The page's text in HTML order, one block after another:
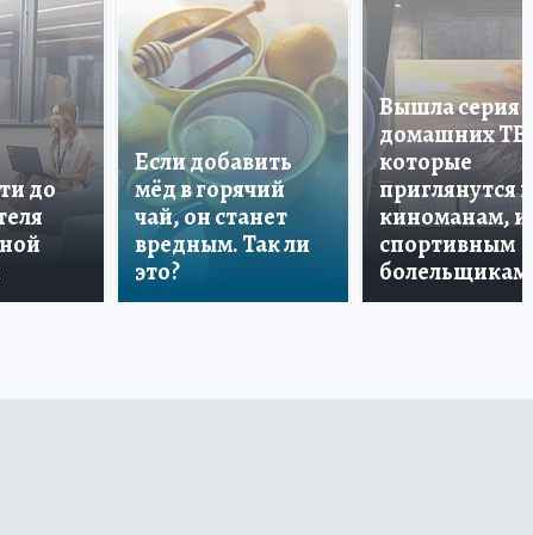
до
Если добавить
мёд в горячий
чай, он станет
вредным. Так ли
это?
Вышла серия
домашних ТВ,
которые
приглянутся и
киноманам, и
спортивным
болельщикам